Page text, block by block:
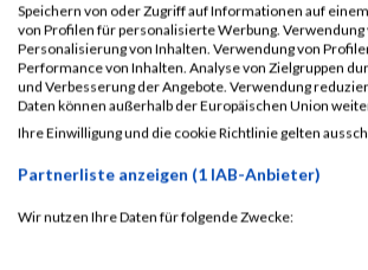
12513
Christian
12560
Jürgen
12409
Felix
12817
Markus
12479
Volker
12591
Alexander
Speichern von oder Zugriff auf Informationen auf
von Profilen für personalisierte Werbung.
Personalisierung von Inhalten. Verwendung von
Performance von Inhalten. Analyse von Zielgruppen
und Verbesserung der Angebote. Verwendung
Daten können außerhalb der Europäischen Union
Ihre Einwilligung und die cookie Richtlinie gelten
Partnerliste anzeigen (1 IAB-Anbieter)
Wir nutzen Ihre Daten für folgende Zwecke: